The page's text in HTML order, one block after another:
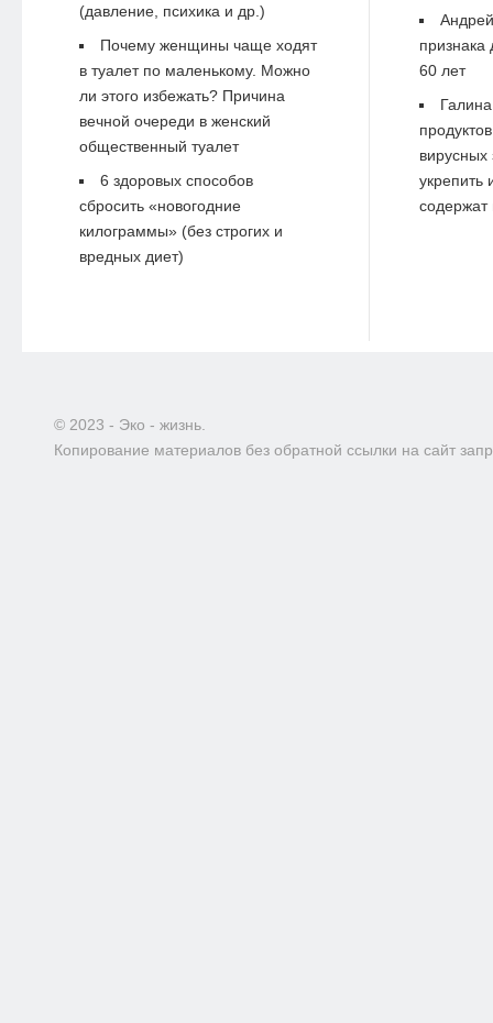
(давление, психика и др.)
Почему женщины чаще ходят
в туалет по маленькому. Можно
ли этого избежать? Причина
вечной очереди в женский
общественный туалет
6 здоровых способов
сбросить «новогодние
килограммы» (без строгих и
вредных диет)
Андрей
60 лет
Галина
вирусных
укрепить
содержат
© 2023 - Эко - жизнь.
Копирование материалов без обратной ссылки на сайт